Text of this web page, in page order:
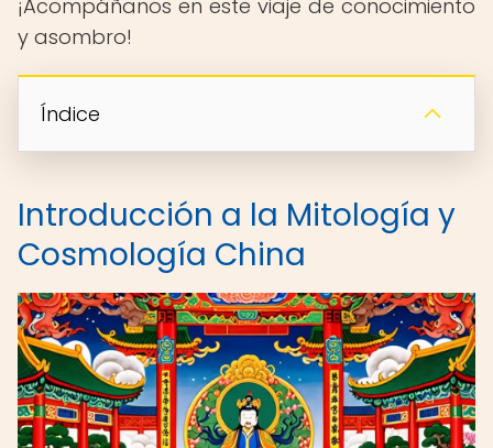
¡Acompáñanos en este viaje de conocimiento
y asombro!
Índice
Introducción a la Mitología y
Cosmología China